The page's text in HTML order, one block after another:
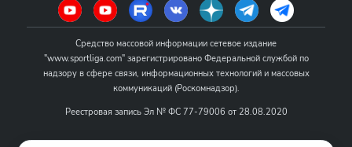
Средство массовой информации сетевое издание
"www.sportliga.com" зарегистрировано Федеральной службой по
надзору в сфере связи, информационных технологий и массовых
коммуникаций (Роскомнадзор).
Реестровая запись Эл № ФС 77-79006 от 28.08.2020